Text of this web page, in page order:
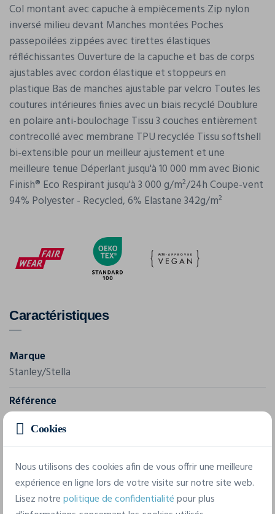
Col montant avec capuche à empiècements Zip nylon
inversé milieu devant Manches montées Poches
passepoilées zippées avec tirettes élastiques
réfléchissantes Ouverture de la capuche et bas de corps
ajustables avec cordon élastique et stoppeurs en
plastique Bas de manches ajustable par velcro Toutes les
coutures intérieures finies avec un biais recyclé Doublure
en polaire anti-boulochage Tissu 3 couches entièrement
contrecollé avec membrane TPU recyclée Tissu softshell
bi-extensible pour un meilleur ajustement et une
meilleure tenue Déperlant jusqu'à 10 000 mm avec Bionic
Finish® Eco Respirant jusqu'à 3 000 g/m²/24h Coupe-vent
94% Polyester - Recycled, 6% Elastane 342g/m²
Caractéristiques
Marque
Stanley/Stella
Référence
STJM158
Grammage
342 g/m²
Composition
94% Polyester - Recycled, 6% Elastane
Cookies
Nous utilisons des cookies afin de vous offrir une meilleure
expérience en ligne lors de votre visite sur notre site web.
Lisez notrepolitique de confidentialitépour plus